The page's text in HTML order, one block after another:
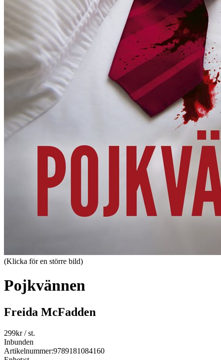
(Klicka för en större bild)
Pojkvännen
Freida McFadden
299kr/ st.
Inbunden
Artikelnummer:9789181084160